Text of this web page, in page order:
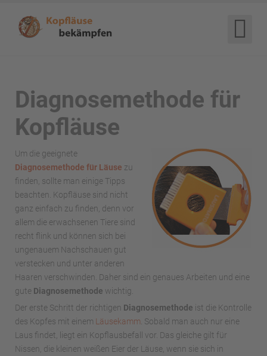
Diagnosemethode für
Kopfläuse
Um die geeignete
Diagnosemethode für Läuse zu
finden, sollte man einige Tipps
beachten. Kopfläuse sind nicht
ganz einfach zu finden, denn vor
allem die erwachsenen Tiere sind
recht flink und können sich bei
ungenauem Nachschauen gut
verstecken und unter anderen
Haaren verschwinden. Daher sind ein genaues Arbeiten und eine
gute Diagnosemethode wichtig.
Der erste Schritt der richtigen Diagnosemethode ist die Kontrolle
des Kopfes mit einem Läusekamm . Sobald man auch nur eine
Laus findet, liegt ein Kopflausbefall vor. Das gleiche gilt für
Nissen, die kleinen weißen Eier der Läuse, wenn sie sich in